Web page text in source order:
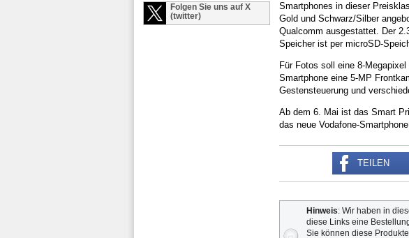
Folgen Sie uns auf X
(twitter)
Smartphones in dieser
Gold und Schwarz/Silber
Qualcomm ausgestattet. Der
Speicher ist per microSD-
Für Fotos soll eine 8-
Smartphone eine 5-MP
Gestensteuerung und
Ab dem 6. Mai ist das Smart
das neue Vodafone-
TEILEN
Hinweis: Wir haben in
diese Links eine
Sie können diese